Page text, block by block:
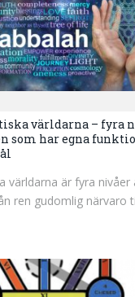
världarna – fyra
som har egna
världarna är fyra nivåer
ren gudomlig närvaro